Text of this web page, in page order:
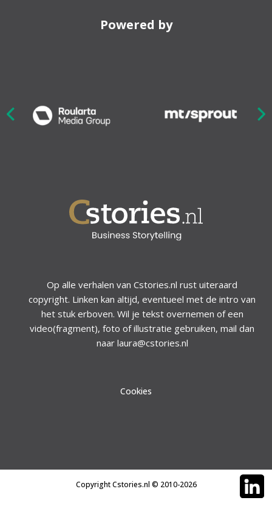
Powered by
Op alle verhalen van Cstories.nl rust uiteraard
copyright. Linken kan altijd, eventueel met de intro van
het stuk erboven. Wil je tekst overnemen of een
video(fragment), foto of illustratie gebruiken, mail dan
naar laura@cstories.nl
Cookies
Copyright Cstories.nl © 2010-2026